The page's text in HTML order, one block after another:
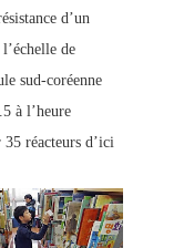
d’un
de
sud-coréenne
à l’heure
réacteurs d’ici